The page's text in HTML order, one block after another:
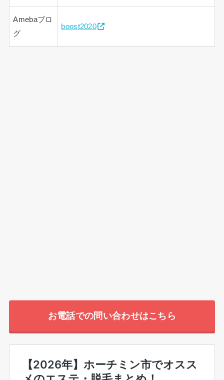
Amebaブロ
グ
boost2020
お電話での問い合わせはこちら